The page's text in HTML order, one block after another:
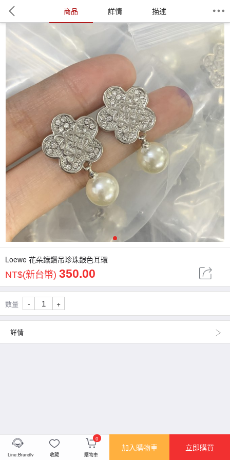
商品 詳情 描述
1
Loewe 花朵鑲鑽吊珍珠銀色耳環
NT$(新台幣) 350.00
数量 - +
詳情
Line:Brandlv 收藏
0
購物車
加入購物車 立即購買